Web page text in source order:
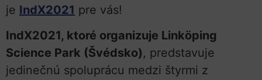
je IndX2021 pre vás!
IndX2021, ktoré organizuje Linköping
Science Park (Švédsko), predstavuje
jedinečnú spoluprácu medzi štyrmi z